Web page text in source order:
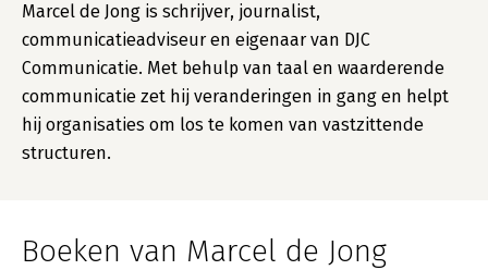
Marcel de Jong is schrijver, journalist,
communicatieadviseur en eigenaar van DJC
Communicatie. Met behulp van taal en waarderende
communicatie zet hij veranderingen in gang en helpt
hij organisaties om los te komen van vastzittende
structuren.
Boeken van Marcel de Jong